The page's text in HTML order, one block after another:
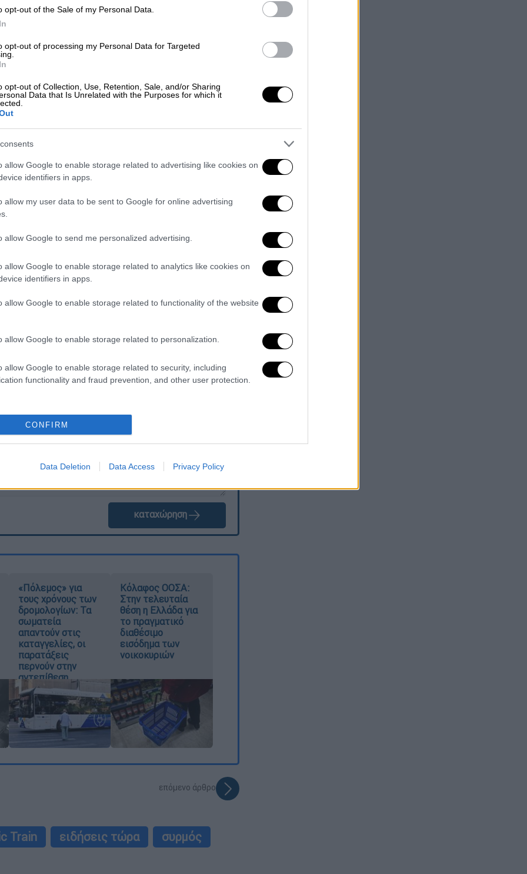
opt-out of the Sale of my Personal Data.
opt-out of processing my Personal Data for Targeted
opt-out of Collection, Use, Retention, Sale, and/or Sharing
Data that Is Unrelated with the Purposes for which it
allow Google to enable storage related to advertising like cookies on
identifiers in apps.
allow my user data to be sent to Google for online advertising
allow Google to send me personalized advertising.
allow Google to enable storage related to analytics like cookies on
identifiers in apps.
allow Google to enable storage related to functionality of the website
allow Google to enable storage related to personalization.
allow Google to enable storage related to security, including
functionality and fraud prevention, and other user protection.
CONFIRM
Data Deletion Data Access Privacy Policy
της Γούναρη με την Οθωνος Αμαλία
μεταξύ των περίπου 70 επιβατών
του φορτηγού που έπεσε από
σημείο
γραμμή
δεν οφείλεται στην
ότι στο σημείο εκείνο οι ταχύτητες
του μερικού εκτροχιασμού της
τα δρομολόγια των αμαξοστοιχιών
Επίσης τα δρομολόγια της γραμμής Ρίο -
12308 και ώρα αναχώρησης 15.08, στο
πραγματοποιούνται με λεωφορεία μέχρι
ΕΘΝΟΣ θα παρεμβαίνει και τα προσβλητικά σχόλια θα
καταχώρηση
«Πόλεμος» για
τους χρόνους των
δρομολογίων: Τα
σωματεία
απαντούν στις
καταγγελίες, οι
παρατάξεις
περνούν στην
αντεπίθεση
Κόλαφος ΟΟΣΑ:
Στην τελευταία
θέση η Ελλάδα για
το πραγματικό
διαθέσιμο
εισόδημα των
νοικοκυριών
επόμενο άρθρο
Train ειδήσεις τώρα
συρμός